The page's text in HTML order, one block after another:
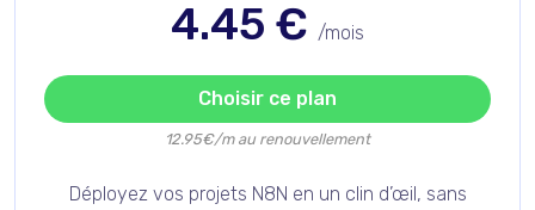
4.45 € /mois
Choisir ce plan
12.95€/m au renouvellement
Déployez vos projets N8N en un clin d’œil, sans